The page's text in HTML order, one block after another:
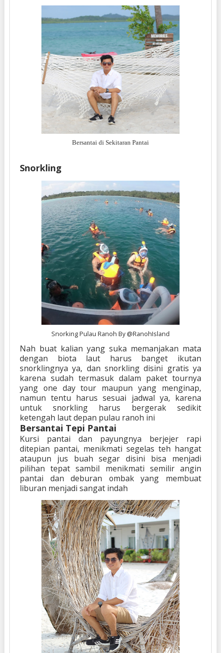
Bersantai di Sekitaran Pantai
Snorkling
Snorking Pulau Ranoh By @RanohIsland
Nah buat kalian yang suka memanjakan mata
dengan biota laut harus banget ikutan
snorklingnya ya, dan snorkling disini gratis ya
karena sudah termasuk dalam paket tournya
yang one day tour maupun yang menginap,
namun tentu harus sesuai jadwal ya, karena
untuk snorkling harus bergerak sedikit
ketengah laut depan pulau ranoh ini
Bersantai Tepi Pantai
Kursi pantai dan payungnya berjejer rapi
ditepian pantai, menikmati segelas teh hangat
ataupun jus buah segar disini bisa menjadi
pilihan tepat sambil menikmati semilir angin
pantai dan deburan ombak yang membuat
liburan menjadi sangat indah